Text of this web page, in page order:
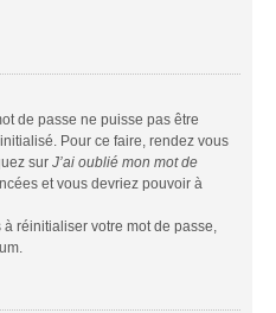
de passe ne puisse pas être
Pour ce faire, rendez vous
sur J’ai oublié mon mot de
et vous devriez pouvoir à
réinitialiser votre mot de passe,